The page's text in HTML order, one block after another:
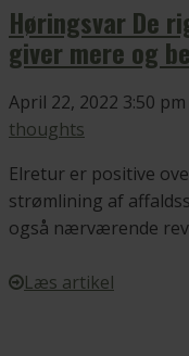
Høringsvar De
giver mere og
April 22, 2022 3:50 pm
thoughts
Elretur er positive
strømlining af
også nærværende
Læs artikel